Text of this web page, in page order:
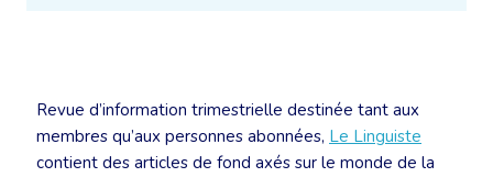
Revue d’information trimestrielle destinée tant aux
membres qu’aux personnes abonnées, Le Linguiste
contient des articles de fond axés sur le monde de la